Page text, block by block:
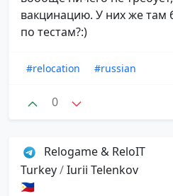
вакцинацию. У них же там
по тестам?:)
#relocation #russian
0
Relogame & ReloIT
Turkey/Iurii Telenkov
🇵🇭